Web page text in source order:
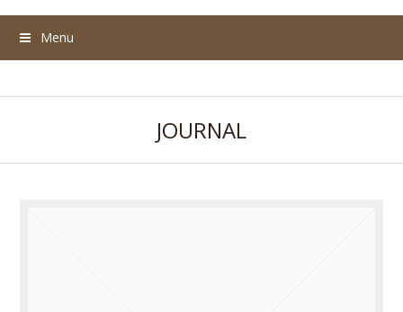
Menu
JOURNAL